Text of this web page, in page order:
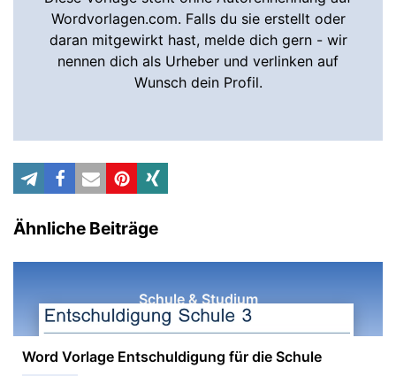
Wordvorlagen.com. Falls du sie erstellt oder
daran mitgewirkt hast, melde dich gern - wir
nennen dich als Urheber und verlinken auf
Wunsch dein Profil.
Ähnliche Beiträge
Schule & Studium
Word Vorlage Entschuldigung für die Schule